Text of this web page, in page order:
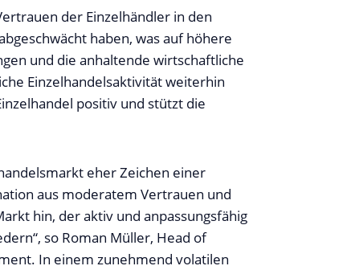
der Einzelhändler in den
haben, was auf höhere
und die anhaltende wirtschaftliche
Einzelhandelsaktivität weiterhin
positiv und stützt die
eher Zeichen einer
aus moderatem Vertrauen und
hin, der aktiv und anpassungsfähig
so Roman Müller, Head of
In einem zunehmend volatilen